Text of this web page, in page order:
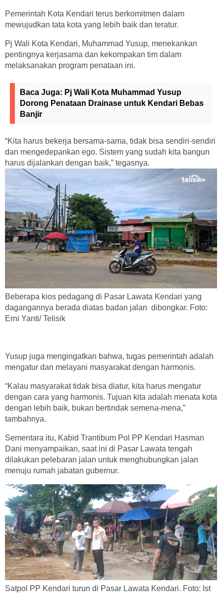
Pemerintah Kota Kendari terus berkomitmen dalam
mewujudkan tata kota yang lebih baik dan teratur.
Pj Wali Kota Kendari, Muhammad Yusup, menekankan
pentingnya kerjasama dan kekompakan tim dalam
melaksanakan program penataan ini.
Baca Juga: Pj Wali Kota Muhammad Yusup
Dorong Penataan Drainase untuk Kendari Bebas
Banjir
“Kita harus bekerja bersama-sama, tidak bisa sendiri-sendiri
dan mengedepankan ego. Sistem yang sudah kita bangun
harus dijalankan dengan baik,” tegasnya.
Beberapa kios pedagang di Pasar Lawata Kendari yang
dagangannya berada diatas badan jalan dibongkar. Foto:
Erni Yanti/ Telisik
Yusup juga mengingatkan bahwa, tugas pemerintah adalah
mengatur dan melayani masyarakat dengan harmonis.
“Kalau masyarakat tidak bisa diatur, kita harus mengatur
dengan cara yang harmonis. Tujuan kita adalah menata kota
dengan lebih baik, bukan bertindak semena-mena,”
tambahnya.
Sementara itu, Kabid Trantibum Pol PP Kendari Hasman
Dani menyampaikan, saat ini di Pasar Lawata tengah
dilakukan pelebaran jalan untuk menghubungkan jalan
menuju rumah jabatan gubernur.
Satpol PP Kendari turun di Pasar Lawata Kendari. Foto: Ist